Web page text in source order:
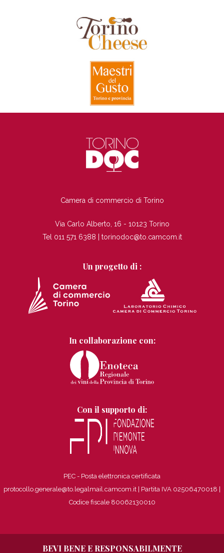
Camera di commercio di Torino
Via Carlo Alberto, 16 - 10123 Torino
Tel 011 571 6388 | torinodoc@to.camcom.it
Un progetto di :
In collaborazione con:
Con il supporto di:
PEC - Posta elettronica certificata
protocollo.generale@to.legalmail.camcom.it | Partita IVA 02506470018
Codice fiscale 80062130010
BEVI BENE E RESPONSABILMENTE